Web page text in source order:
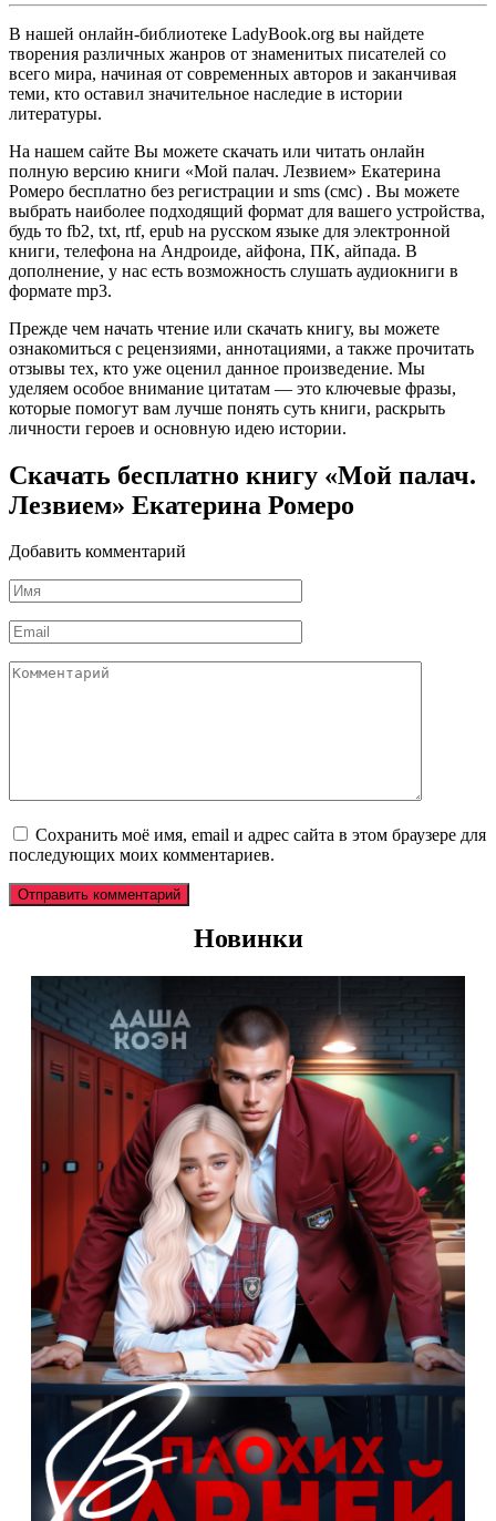
В нашей онлайн-библиотеке LadyBook.org вы найдете
творения различных жанров от знаменитых писателей со
всего мира, начиная от современных авторов и заканчивая
теми, кто оставил значительное наследие в истории
литературы.
На нашем сайте Вы можете скачать или читать онлайн
полную версию книги «Мой палач. Лезвием» Екатерина
Ромеро бесплатно без регистрации и sms (смс) . Вы можете
выбрать наиболее подходящий формат для вашего устройства,
будь то fb2, txt, rtf, epub на русском языке для электронной
книги, телефона на Андроиде, айфона, ПК, айпада. В
дополнение, у нас есть возможность слушать аудиокниги в
формате mp3.
Прежде чем начать чтение или скачать книгу, вы можете
ознакомиться с рецензиями, аннотациями, а также прочитать
отзывы тех, кто уже оценил данное произведение. Мы
уделяем особое внимание цитатам — это ключевые фразы,
которые помогут вам лучше понять суть книги, раскрыть
личности героев и основную идею истории.
Скачать бесплатно книгу «Мой палач.
Лезвием» Екатерина Ромеро
Добавить комментарий
Имя
*
Email
*
Комментарий
Сохранить моё имя, email и адрес сайта в этом браузере для
последующих моих комментариев.
Новинки